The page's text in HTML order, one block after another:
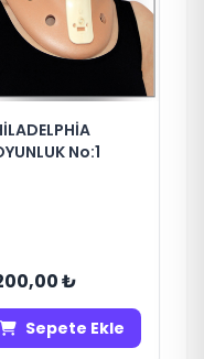
No:1
₺
Sepete Ekle